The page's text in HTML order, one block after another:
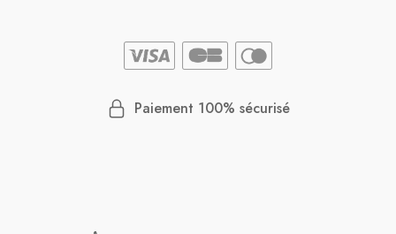
Paiement 100% sécurisé